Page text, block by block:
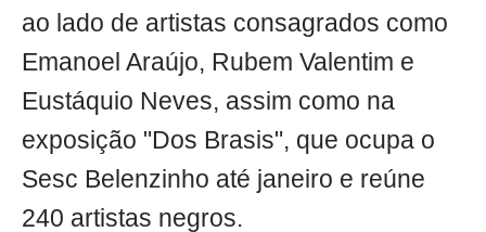
ao lado de artistas consagrados como
Emanoel Araújo, Rubem Valentim e
Eustáquio Neves, assim como na
exposição "Dos Brasis", que ocupa o
Sesc Belenzinho até janeiro e reúne
240 artistas negros.